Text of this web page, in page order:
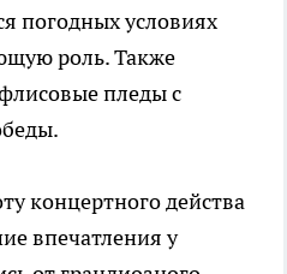
погодных условиях
роль. Также
пледы с
концертного действа
впечатления у